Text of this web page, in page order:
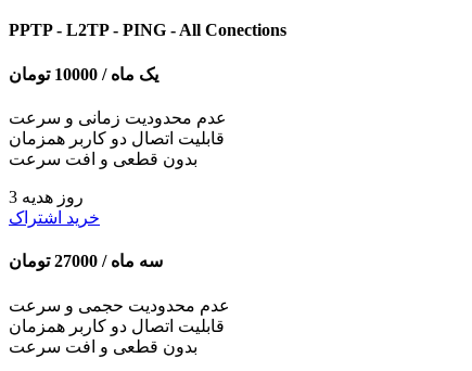
PPTP - L2TP - PING - All Conections
یک ماه / 10000 تومان
عدم محدودیت زمانی و سرعت
قابلیت اتصال دو کاربر همزمان
بدون قطعی و افت سرعت
3 روز هدیه
خرید اشتراک
سه ماه / 27000 تومان
عدم محدودیت حجمی و سرعت
قابلیت اتصال دو کاربر همزمان
بدون قطعی و افت سرعت